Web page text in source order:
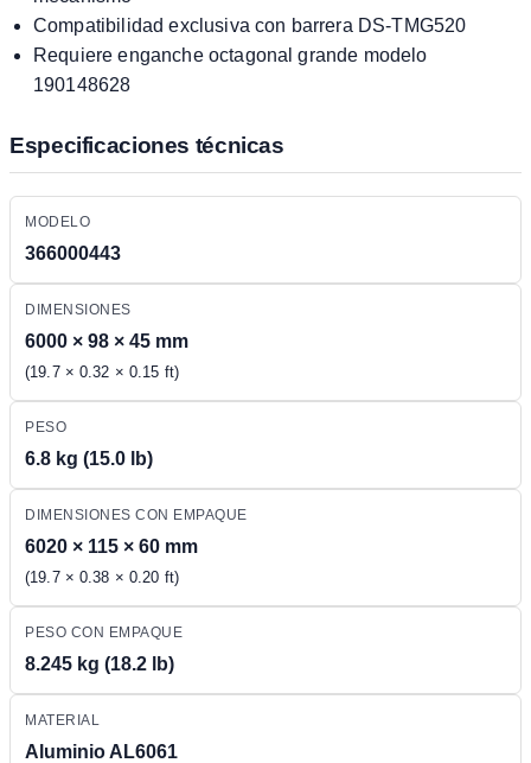
Compatibilidad exclusiva con barrera DS-TMG520
Requiere enganche octagonal grande modelo
190148628
Especificaciones técnicas
MODELO
366000443
DIMENSIONES
6000 × 98 × 45 mm
(19.7 × 0.32 × 0.15 ft)
PESO
6.8 kg (15.0 lb)
DIMENSIONES CON EMPAQUE
6020 × 115 × 60 mm
(19.7 × 0.38 × 0.20 ft)
PESO CON EMPAQUE
8.245 kg (18.2 lb)
MATERIAL
Aluminio AL6061